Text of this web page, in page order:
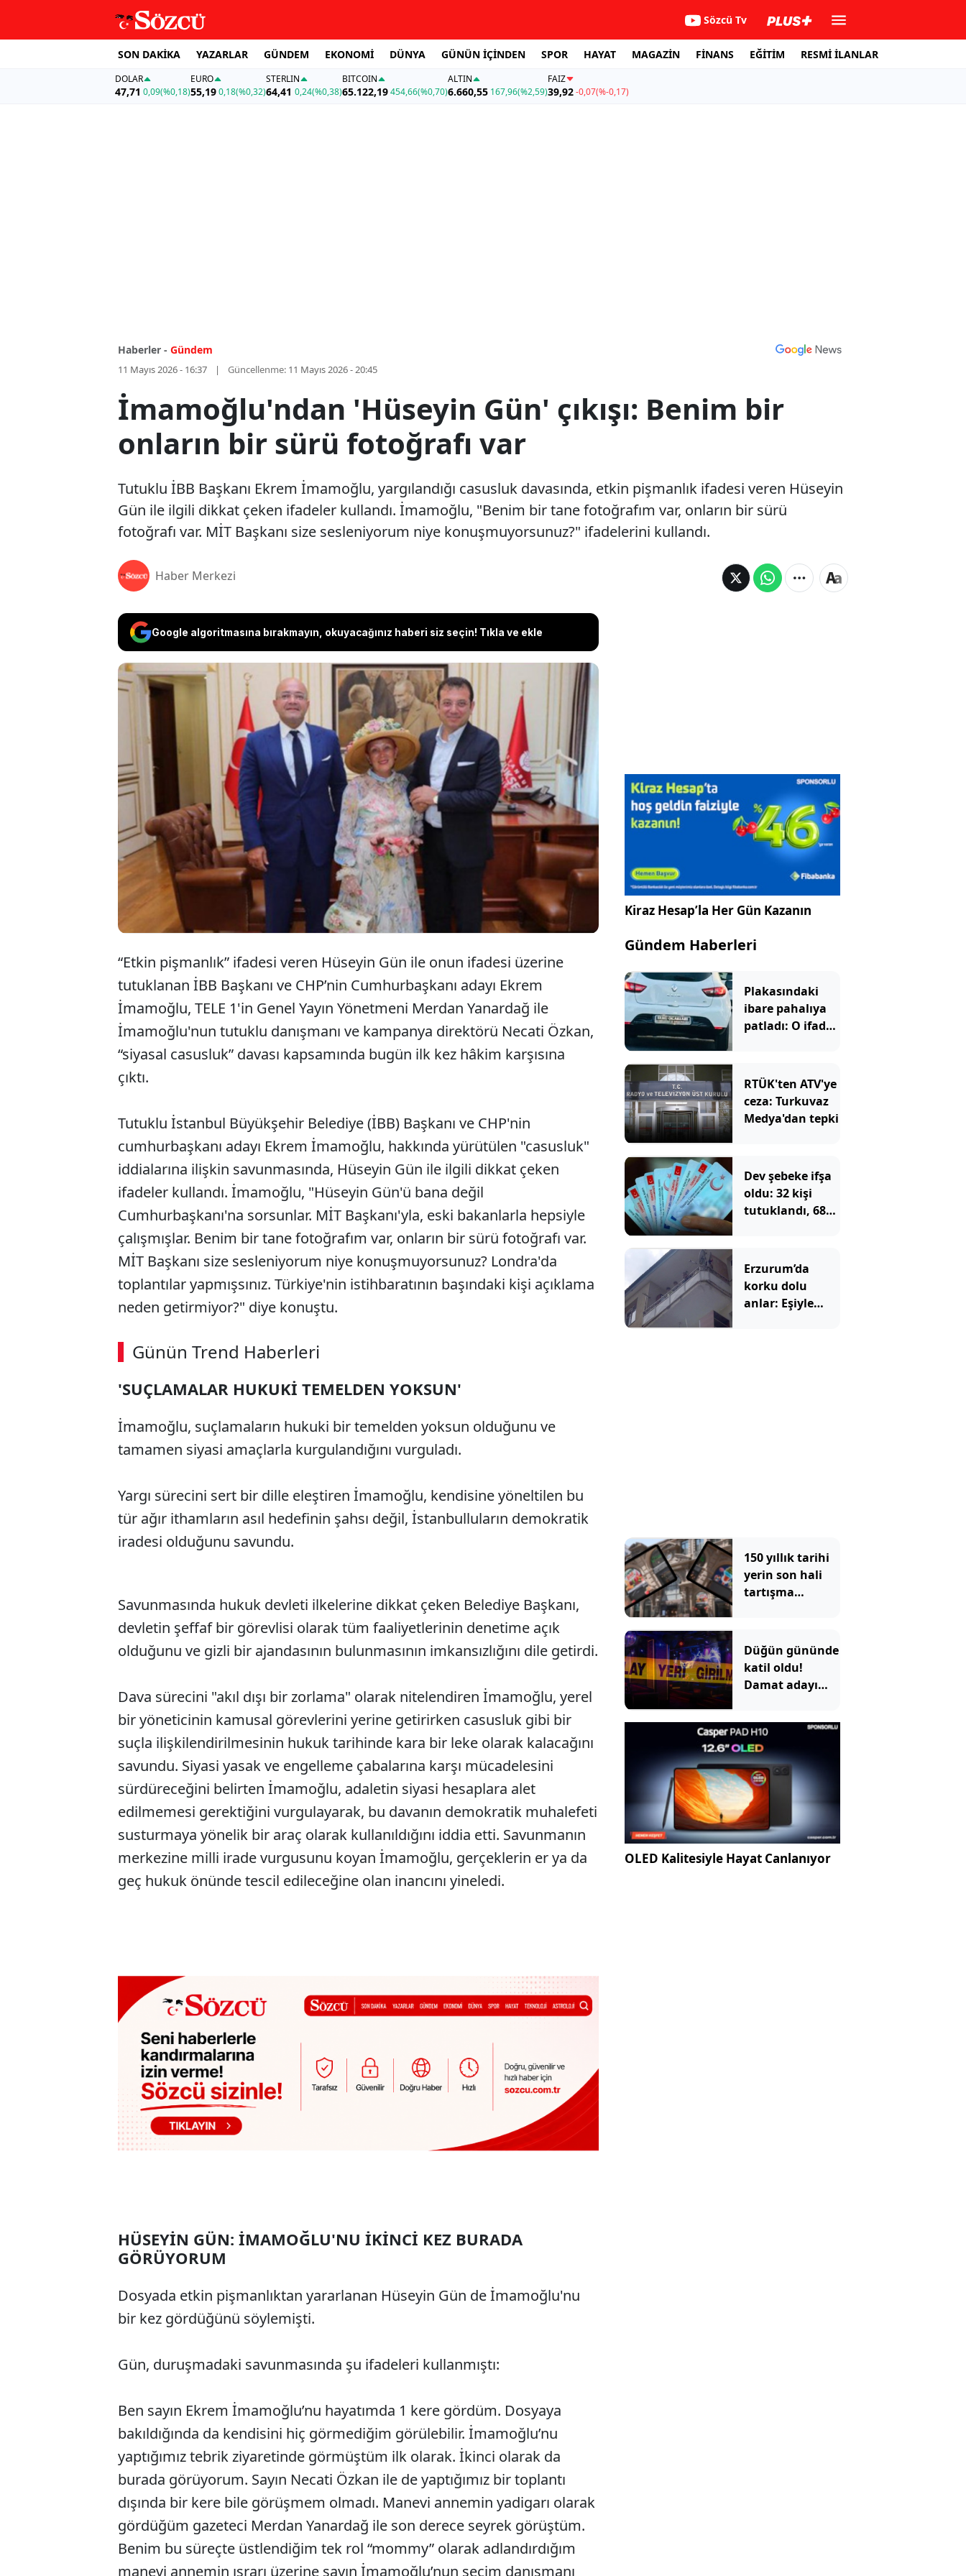
Sözcü Tv
SON DAKİKA YAZARLAR GÜNDEM EKONOMİ DÜNYA GÜNÜN İÇİNDEN SPOR HAYAT MAGAZİN FİNANS EĞİTİM RESMİ İLANLAR
DOLAR
47,71 0,09(%0,18)
EURO
55,19 0,18(%0,32)
STERLIN
64,41 0,24(%0,38)
BITCOIN
65.122,19454,66(%0,70)
ALTIN
6.660,55 167,96(%2,59)
FAİZ
39,92-0,07(%-0,17)
Haberler - Gündem
11 Mayıs 2026 - 16:37 Güncellenme: 11 Mayıs 2026 - 20:45
İmamoğlu'ndan 'Hüseyin Gün' çıkışı: Benim bir
onların bir sürü fotoğrafı var
Tutuklu İBB Başkanı Ekrem İmamoğlu, yargılandığı casusluk davasında, etkin pişmanlık ifadesi veren Hüseyin
Gün ile ilgili dikkat çeken ifadeler kullandı. İmamoğlu, "Benim bir tane fotoğrafım var, onların bir sürü
fotoğrafı var. MİT Başkanı size sesleniyorum niye konuşmuyorsunuz?" ifadelerini kullandı.
Haber Merkezi
Google algoritmasına bırakmayın, okuyacağınız haberi siz seçin! Tıkla ve ekle
Tutuklu İBB Başkanı Ekrem İmamoğlu, yargılandığı casusluk
davasında, etkin pişmanlık ifadesi veren Hüseyin Gün ile ilgili dikkat
çeken ifadeler kullandı. İmamoğlu, "Benim bir tane fotoğrafım var,
onların bir sürü fotoğrafı var. MİT Başkanı size sesleniyorum niye
konuşmuyorsunuz?" ifadelerini kullandı.
“Etkin pişmanlık” ifadesi veren Hüseyin Gün ile onun ifadesi üzerine
tutuklanan İBB Başkanı ve CHP’nin Cumhurbaşkanı adayı Ekrem
İmamoğlu, TELE 1'in Genel Yayın Yönetmeni Merdan Yanardağ ile
İmamoğlu'nun tutuklu danışmanı ve kampanya direktörü Necati Özkan,
“siyasal casusluk” davası kapsamında bugün ilk kez hâkim karşısına
çıktı.
Tutuklu İstanbul Büyükşehir Belediye (İBB) Başkanı ve CHP'nin
cumhurbaşkanı adayı Ekrem İmamoğlu, hakkında yürütülen "casusluk"
iddialarına ilişkin savunmasında, Hüseyin Gün ile ilgili dikkat çeken
ifadeler kullandı. İmamoğlu, "Hüseyin Gün'ü bana değil
Cumhurbaşkanı'na sorsunlar. MİT Başkanı'yla, eski bakanlarla hepsiyle
çalışmışlar. Benim bir tane fotoğrafım var, onların bir sürü fotoğrafı var.
MİT Başkanı size sesleniyorum niye konuşmuyorsunuz? Londra'da
toplantılar yapmışsınız. Türkiye'nin istihbaratının başındaki kişi açıklama
neden getirmiyor?" diye konuştu.
Günün Trend Haberleri
'SUÇLAMALAR HUKUKİ TEMELDEN YOKSUN'
İmamoğlu, suçlamaların hukuki bir temelden yoksun olduğunu ve
tamamen siyasi amaçlarla kurgulandığını vurguladı.
Yargı sürecini sert bir dille eleştiren İmamoğlu, kendisine yöneltilen bu
tür ağır ithamların asıl hedefinin şahsı değil, İstanbulluların demokratik
iradesi olduğunu savundu.
Savunmasında hukuk devleti ilkelerine dikkat çeken Belediye Başkanı,
devletin şeffaf bir görevlisi olarak tüm faaliyetlerinin denetime açık
olduğunu ve gizli bir ajandasının bulunmasının imkansızlığını dile getirdi.
Dava sürecini "akıl dışı bir zorlama" olarak nitelendiren İmamoğlu, yerel
bir yöneticinin kamusal görevlerini yerine getirirken casusluk gibi bir
suçla ilişkilendirilmesinin hukuk tarihinde kara bir leke olarak kalacağını
savundu. Siyasi yasak ve engelleme çabalarına karşı mücadelesini
sürdüreceğini belirten İmamoğlu, adaletin siyasi hesaplara alet
edilmemesi gerektiğini vurgulayarak, bu davanın demokratik muhalefeti
susturmaya yönelik bir araç olarak kullanıldığını iddia etti. Savunmanın
merkezine milli irade vurgusunu koyan İmamoğlu, gerçeklerin er ya da
geç hukuk önünde tescil edileceğine olan inancını yineledi.
HÜSEYİN GÜN: İMAMOĞLU'NU İKİNCİ KEZ BURADA
GÖRÜYORUM
Dosyada etkin pişmanlıktan yararlanan Hüseyin Gün de İmamoğlu'nu
bir kez gördüğünü söylemişti.
Gün, duruşmadaki savunmasında şu ifadeleri kullanmıştı:
Ben sayın Ekrem İmamoğlu’nu hayatımda 1 kere gördüm. Dosyaya
bakıldığında da kendisini hiç görmediğim görülebilir. İmamoğlu’nu
yaptığımız tebrik ziyaretinde görmüştüm ilk olarak. İkinci olarak da
burada görüyorum. Sayın Necati Özkan ile de yaptığımız bir toplantı
dışında bir kere bile görüşmem olmadı. Manevi annemin yadigarı olarak
gördüğüm gazeteci Merdan Yanardağ ile son derece seyrek görüştüm.
Benim bu süreçte üstlendiğim tek rol “mommy” olarak adlandırdığım
manevi annemin ısrarı üzerine sayın İmamoğlu’nun seçim danışmanı
Kiraz Hesap’la Her Gün Kazanın
Gündem Haberleri
Plakasındaki
ibare pahalıya
patladı: O ifade
RTÜK'ten ATV'ye
ceza: Turkuvaz
Medya'dan tepki
Dev şebeke ifşa
oldu: 32 kişi
tutuklandı, 687
iptal edilecek
Erzurum’da
korku dolu
anlar: Eşiyle
150 yıllık tarihi
yerin son hali
tartışma
Pasajı'ndaki
görüntü tepki
çekti
Düğün gününde
katil oldu!
Damat adayı
cezaevine girdi
OLED Kalitesiyle Hayat Canlanıyor